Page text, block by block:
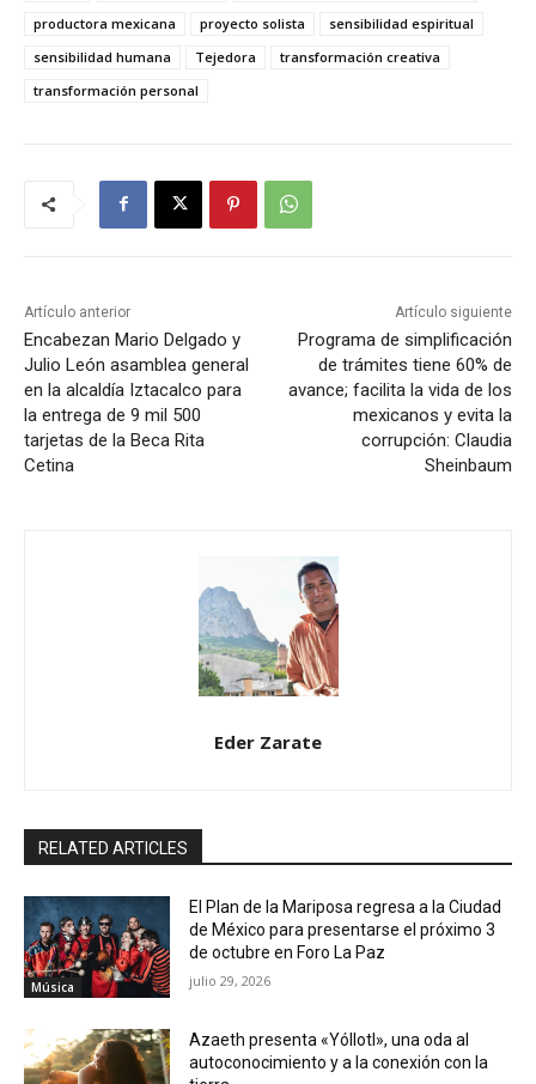
productora mexicana
proyecto solista
sensibilidad espiritual
sensibilidad humana
Tejedora
transformación creativa
transformación personal
Artículo anterior
Encabezan Mario Delgado y
Julio León asamblea general
en la alcaldía Iztacalco para
la entrega de 9 mil 500
tarjetas de la Beca Rita
Cetina
Artículo siguiente
Programa de simplificación
de trámites tiene 60% de
avance; facilita la vida de los
mexicanos y evita la
corrupción: Claudia
Sheinbaum
Eder Zarate
RELATED ARTICLES
Música
El Plan de la Mariposa regresa a la Ciudad
de México para presentarse el próximo 3
de octubre en Foro La Paz
julio 29, 2026
Azaeth presenta «Yóllotl», una oda al
autoconocimiento y a la conexión con la